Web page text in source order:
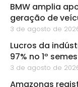
BMW amplia
geração de
3 de agosto de
Lucros da
97% no 1º
3 de agosto de
Amazonas